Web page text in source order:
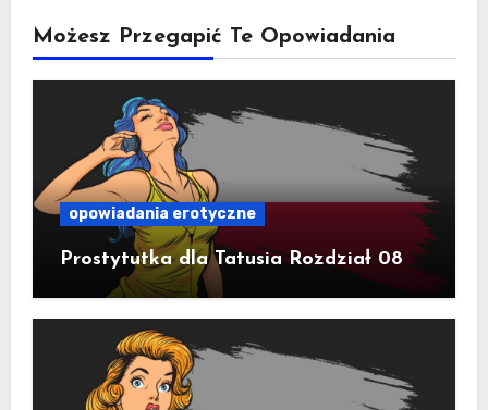
Możesz Przegapić Te Opowiadania
opowiadania erotyczne
Prostytutka dla Tatusia Rozdział 08